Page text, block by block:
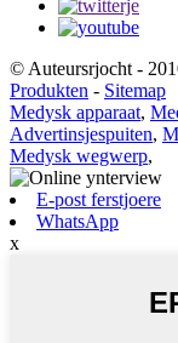
© Auteursrjocht -
Produkten - Sitemap
Medysk apparaat,
Advertinsjespuiten,
Medysk wegwerp,
E-post ferstjoere
WhatsApp
x